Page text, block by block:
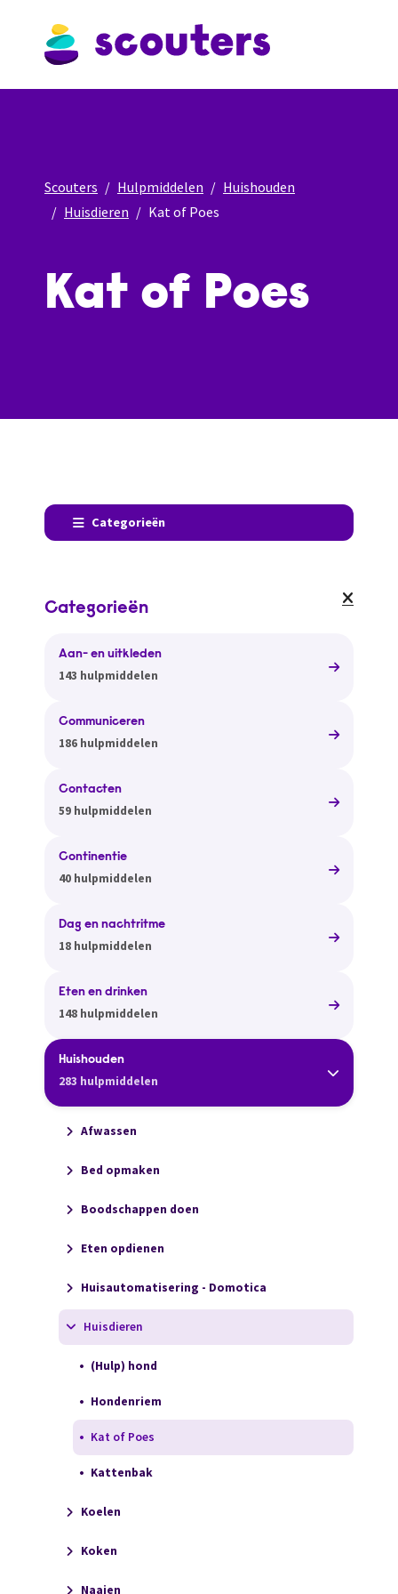
Scouters Hulpmiddelen
Huishouden
Huisdieren
Kat of Poes
Kat of Poes
Categorieën
Categorieën
Aan- en uitkleden
143 hulpmiddelen
Communiceren
186 hulpmiddelen
Contacten
59 hulpmiddelen
Continentie
40 hulpmiddelen
Dag en nachtritme
18 hulpmiddelen
Eten en drinken
148 hulpmiddelen
Huishouden
283 hulpmiddelen
Afwassen
Bed opmaken
Boodschappen doen
Eten opdienen
Huisautomatisering - Domotica
Huisdieren
(Hulp) hond
Hondenriem
Kat of Poes
Kattenbak
Koelen
Koken
Naaien